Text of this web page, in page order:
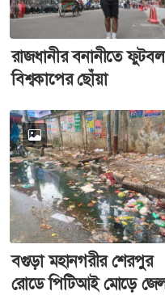
রাজধানীর বনানীতে ফুটবল
বিশ্বকাপের ছোঁয়া
বগুড়া মহানগরীর শেরপুর
রোডে পিটিআই মোড়ে